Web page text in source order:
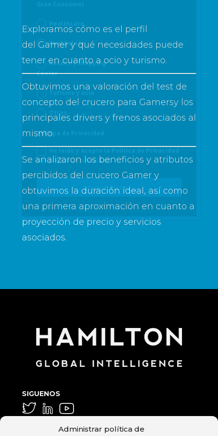
Administrar política de
Exploramos cómo es el perfil
del Gamery qué necesidades puede
tener en cuanto a ocio y turismo.
Obtuvimos una valoración del test de
concepto del crucero para Gamersy los
principales drivers y frenos asociados al
mismo.
Se analizaron los beneficios y atributos
percibidos del crucero Gamery
obtuvimos la duración ideal, así como
una primera aproximación en cuanto a
proyección de precio y servicios
asociados.
SIGUENOS
GENERAL Y MEDIA
Healthcare
Real Estate
Retails | Shopping
Center
Otros
Política de Privacidad
(ver política de privacidad)
Suscribirse!